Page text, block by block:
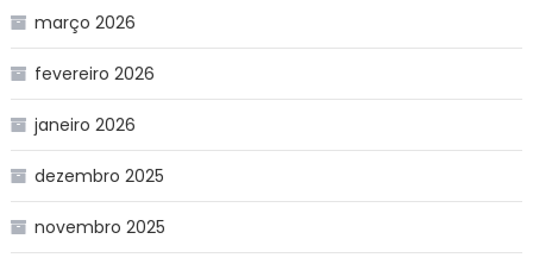
março 2026
fevereiro 2026
janeiro 2026
dezembro 2025
novembro 2025